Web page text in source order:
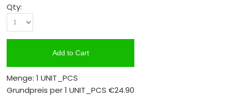
Qty:
Add to Cart
Menge: 1 UNIT_PCS
Grundpreis per 1 UNIT_PCS€24.90